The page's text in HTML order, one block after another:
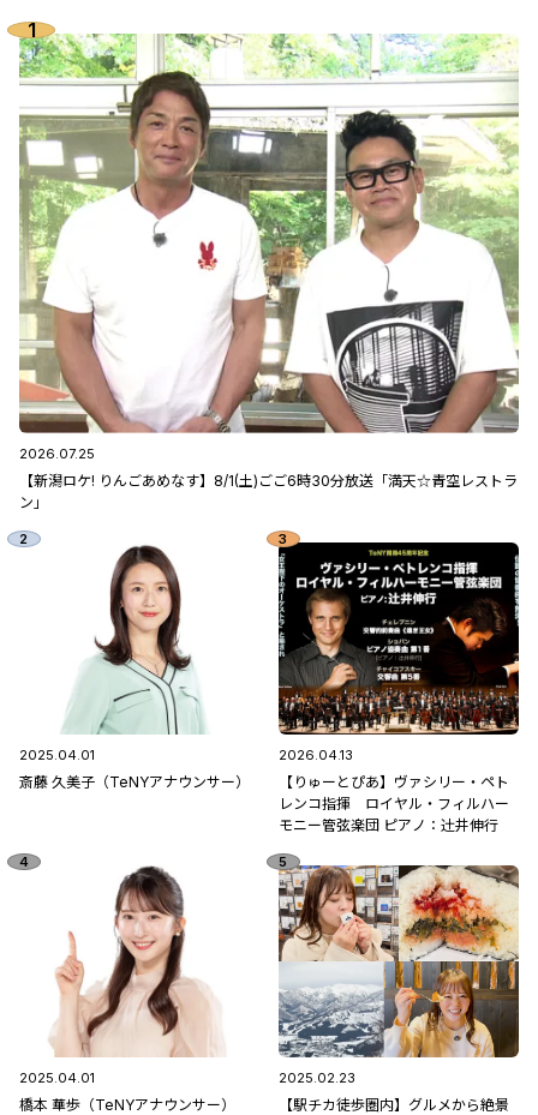
2026.07.25
【新潟ロケ! りんごあめなす】8/1(土)ごご6時30分放送「満天☆青空レストラ
ン」
2025.04.01
斎藤 久美子（TeNYアナウンサー）
2026.04.13
【りゅーとぴあ】ヴァシリー・ペト
レンコ指揮 ロイヤル・フィルハー
モニー管弦楽団 ピアノ：辻󠄀井伸行
2025.04.01
橋本 華歩（TeNYアナウンサー）
2025.02.23
【駅チカ徒歩圏内】グルメから絶景